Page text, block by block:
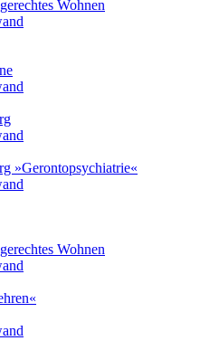
Wohnen
»Geronto­psychiatrie«
Wohnen